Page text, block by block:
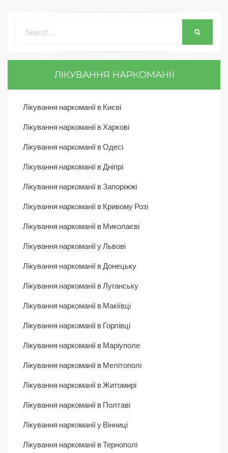
ЛІКУВАННЯ НАРКОМАНІЇ
Лікування наркоманії в Києві
Лікування наркоманії в Харкові
Лікування наркоманії в Одесі
Лікування наркоманії в Дніпрі
Лікування наркоманії в Запоріжжі
Лікування наркоманії в Кривому Розі
Лікування наркоманії в Миколаєві
Лікування наркоманії у Львові
Лікування наркоманії в Донецьку
Лікування наркоманії в Луганську
Лікування наркоманії в Макіївці
Лікування наркоманії в Горлівці
Лікування наркоманії в Маріуполе
Лікування наркоманії в Мелітополі
Лікування наркоманії в Житомирі
Лікування наркоманії в Полтаві
Лікування наркоманії у Вінниці
Лікування наркоманії в Тернополі